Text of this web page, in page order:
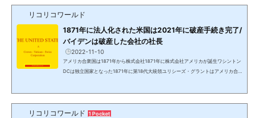
セット＝ケネディのテレグラムアカウントは数か月前から明らかに不審な情報を出
リコリコワールド
1871年に法人化された米国は2021年に破産手続き完了/
バイデンは破産した会社の社長
2022-11-10
アメリカ合衆国は1871年から株式会社1871年に株式会社アメリカが誕生ワシントン
DCは独立国家となった1871年に第18代大統領ユリシーズ・グラントはアメリカ合
合衆国という法人を設立させ、これは米国を統治する目的で作られた。独立戦争に
リコリコワールド 1 Pocket